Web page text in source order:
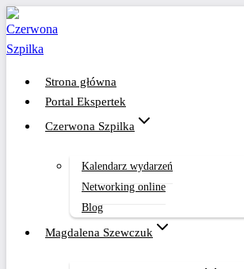
Przejdź
do
treści
Strona główna
Portal Ekspertek
Czerwona Szpilka
Kalendarz wydarzeń
Networking online
Blog
Magdalena Szewczuk